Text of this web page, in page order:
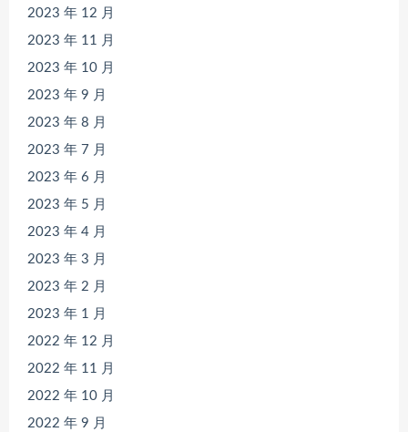
2023 年 12 月
2023 年 11 月
2023 年 10 月
2023 年 9 月
2023 年 8 月
2023 年 7 月
2023 年 6 月
2023 年 5 月
2023 年 4 月
2023 年 3 月
2023 年 2 月
2023 年 1 月
2022 年 12 月
2022 年 11 月
2022 年 10 月
2022 年 9 月